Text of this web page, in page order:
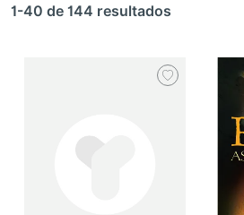
1-40 de 144 resultados